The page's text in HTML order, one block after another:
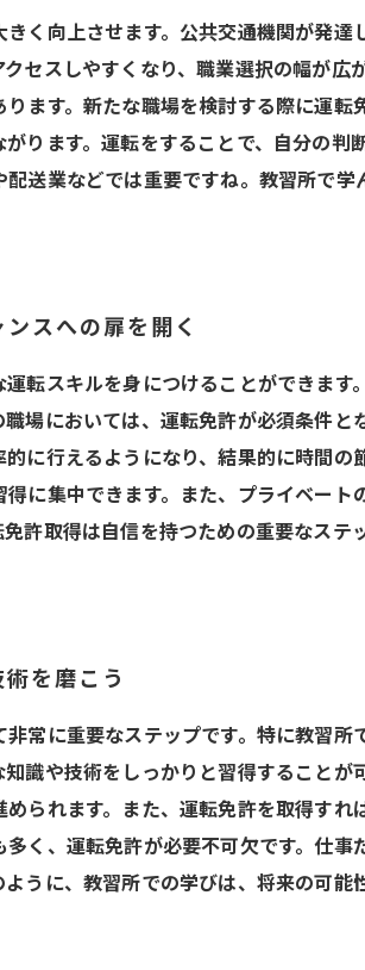
く向上させます。公共交通機関が発
セスしやすくなり、職業選択の幅が
ます。新たな職場を検討する際に運
ります。運転をすることで、自分の
送業などでは重要ですね。教習所で
スへの扉を開く
転スキルを身につけることができま
場においては、運転免許が必須条件
に行えるようになり、結果的に時間
に集中できます。また、プライベー
許取得は自信を持つための重要なス
を磨こう
常に重要なステップです。特に教習
識や技術をしっかりと習得すること
られます。また、運転免許を取得す
く、運転免許が必要不可欠です。仕
うに、教習所での学びは、将来の可能